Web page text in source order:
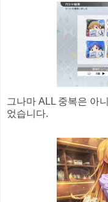
그나마 ALL 중복은 아
었습니다.